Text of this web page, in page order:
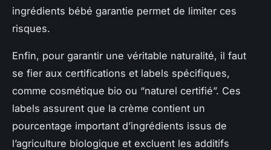
ingrédients bébé garantie permet de limiter ces
risques.
Enfin, pour garantir une véritable naturalité, il faut
se fier aux certifications et labels spécifiques,
comme cosmétique bio ou “naturel certifié”. Ces
labels assurent que la crème contient un
pourcentage important d’ingrédients issus de
l’agriculture biologique et excluent les additifs